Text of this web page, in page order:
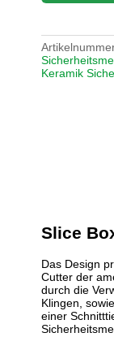
Keramik
Slice
Das Design
Cutter der
durch die
Klingen,
einer